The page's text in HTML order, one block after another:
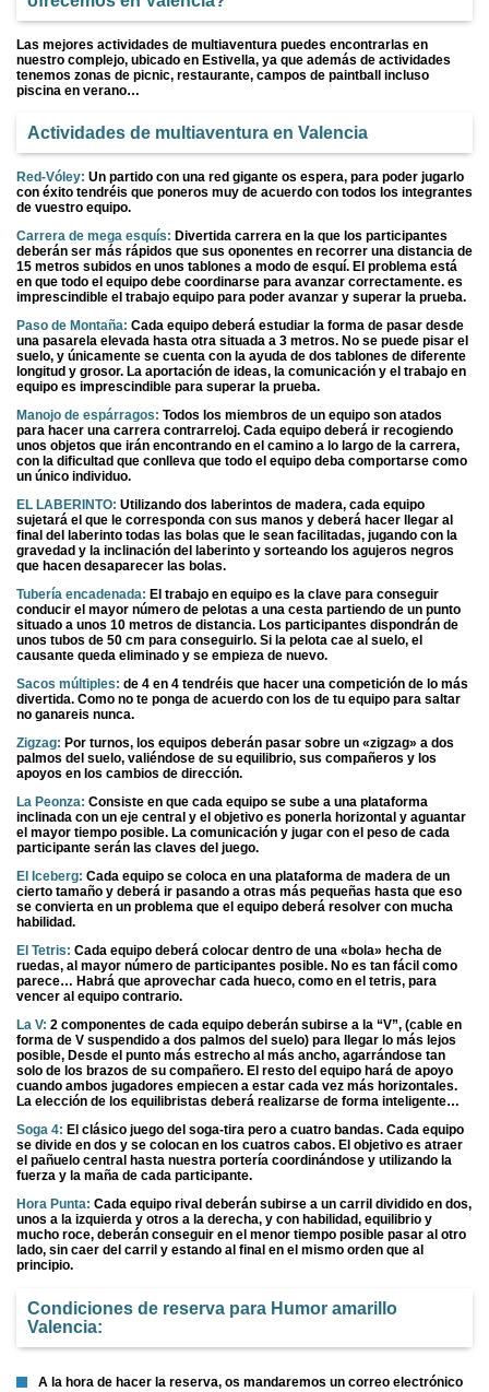
Las mejores actividades de multiaventura puedes encontrarlas en
nuestro complejo, ubicado en Estivella, ya que además de actividades
tenemos zonas de picnic, restaurante, campos de paintball incluso
piscina en verano…
Actividades de multiaventura en Valencia
Red-Vóley: Un partido con una red gigante os espera, para poder jugarlo
con éxito tendréis que poneros muy de acuerdo con todos los integrantes
de vuestro equipo.
Carrera de mega esquís: Divertida carrera en la que los participantes
deberán ser más rápidos que sus oponentes en recorrer una distancia de
15 metros subidos en unos tablones a modo de esquí. El problema está
en que todo el equipo debe coordinarse para avanzar correctamente. es
imprescindible el trabajo equipo para poder avanzar y superar la prueba.
Paso de Montaña: Cada equipo deberá estudiar la forma de pasar desde
una pasarela elevada hasta otra situada a 3 metros. No se puede pisar el
suelo, y únicamente se cuenta con la ayuda de dos tablones de diferente
longitud y grosor. La aportación de ideas, la comunicación y el trabajo en
equipo es imprescindible para superar la prueba.
Manojo de espárragos: Todos los miembros de un equipo son atados
para hacer una carrera contrarreloj. Cada equipo deberá ir recogiendo
unos objetos que irán encontrando en el camino a lo largo de la carrera,
con la dificultad que conlleva que todo el equipo deba comportarse como
un único individuo.
EL LABERINTO: Utilizando dos laberintos de madera, cada equipo
sujetará el que le corresponda con sus manos y deberá hacer llegar al
final del laberinto todas las bolas que le sean facilitadas, jugando con la
gravedad y la inclinación del laberinto y sorteando los agujeros negros
que hacen desaparecer las bolas.
Tubería encadenada: El trabajo en equipo es la clave para conseguir
conducir el mayor número de pelotas a una cesta partiendo de un punto
situado a unos 10 metros de distancia. Los participantes dispondrán de
unos tubos de 50 cm para conseguirlo. Si la pelota cae al suelo, el
causante queda eliminado y se empieza de nuevo.
Sacos múltiples: de 4 en 4 tendréis que hacer una competición de lo más
divertida. Como no te ponga de acuerdo con los de tu equipo para saltar
no ganareis nunca.
Zigzag: Por turnos, los equipos deberán pasar sobre un «zigzag» a dos
palmos del suelo, valiéndose de su equilibrio, sus compañeros y los
apoyos en los cambios de dirección.
La Peonza: Consiste en que cada equipo se sube a una plataforma
inclinada con un eje central y el objetivo es ponerla horizontal y aguantar
el mayor tiempo posible. La comunicación y jugar con el peso de cada
participante serán las claves del juego.
El Iceberg: Cada equipo se coloca en una plataforma de madera de un
cierto tamaño y deberá ir pasando a otras más pequeñas hasta que eso
se convierta en un problema que el equipo deberá resolver con mucha
habilidad.
El Tetris: Cada equipo deberá colocar dentro de una «bola» hecha de
ruedas, al mayor número de participantes posible. No es tan fácil como
parece… Habrá que aprovechar cada hueco, como en el tetris, para
vencer al equipo contrario.
La V: 2 componentes de cada equipo deberán subirse a la “V”, (cable en
forma de V suspendido a dos palmos del suelo) para llegar lo más lejos
posible, Desde el punto más estrecho al más ancho, agarrándose tan
solo de los brazos de su compañero. El resto del equipo hará de apoyo
cuando ambos jugadores empiecen a estar cada vez más horizontales.
La elección de los equilibristas deberá realizarse de forma inteligente…
Soga 4: El clásico juego del soga-tira pero a cuatro bandas. Cada equipo
se divide en dos y se colocan en los cuatros cabos. El objetivo es atraer
el pañuelo central hasta nuestra portería coordinándose y utilizando la
fuerza y la maña de cada participante.
Hora Punta: Cada equipo rival deberán subirse a un carril dividido en dos,
unos a la izquierda y otros a la derecha, y con habilidad, equilibrio y
mucho roce, deberán conseguir en el menor tiempo posible pasar al otro
lado, sin caer del carril y estando al final en el mismo orden que al
principio.
Condiciones de reserva para Humor amarillo
Valencia:
A la hora de hacer la reserva, os mandaremos un correo electrónico